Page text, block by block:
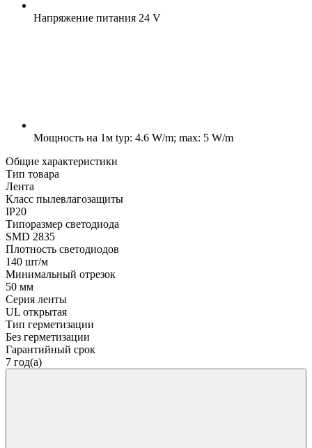
Напряжение питания 24 V
Мощность на 1м typ: 4.6 W/m; max: 5 W/m
Общие характеристики
Тип товара
Лента
Класс пылевлагозащиты
IP20
Типоразмер светодиода
SMD 2835
Плотность светодиодов
140 шт/м
Минимальный отрезок
50 мм
Серия ленты
UL открытая
Тип герметизации
Без герметизации
Гарантийный срок
7 год(а)